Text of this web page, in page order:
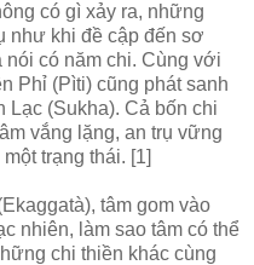
có gì xảy ra, những
như khi đề cập đến sơ
nói có năm chi. Cùng với
Phỉ (Pìti) cũng phát sanh
Lạc (Sukha). Cả bốn chi
vắng lặng, an trụ vững
trạng thái. [1]
tâm gom vào
nhiên, làm sao tâm có thể
chi thiền khác cùng